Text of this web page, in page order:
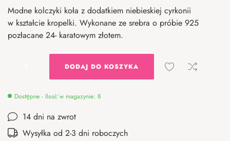
Modne kolczyki koła z dodatkiem niebieskiej cyrkonii
w kształcie kropelki. Wykonane ze srebra o próbie 925
pozłacane 24- karatowym złotem.
DODAJ DO KOSZYKA
Dostępne - Ilość w magazynie: 8
14 dni na zwrot
Wysyłka od 2-3 dni roboczych